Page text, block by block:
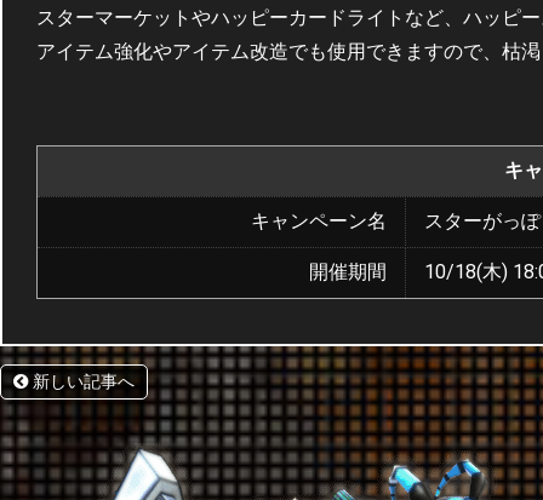
スターマーケットやハッピーカードライトなど、ハッピ
アイテム強化やアイテム改造でも使用できますので、枯
キ
キャンペーン名 スターがっ
開催期間 10/18(木)
新しい記事へ